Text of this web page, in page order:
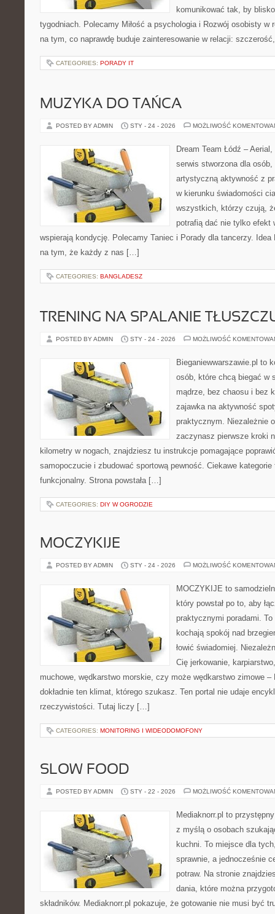
komunikować tak, by
tygodniach. Polecamy Miłość a psychologia i Rozwój osobisty w
na tym, co naprawdę buduje zainteresowanie w relacji:
CATEGORIES: PORADY IT
MUZYKA DO TAŃCA
POSTED BY ADMIN STY - 24 - 2026 MOŻLIWOŚĆ
Dream Team Łódź –
serwis stworzona dla
artystyczną aktywność z
w kierunku świadomości
wszystkich, którzy czują,
potrafią dać nie tylko efekt
wspierają kondycję. Polecamy Taniec i Porady dla tancerzy. Idea
na tym, że każdy z nas […]
CATEGORIES: BANGLADESZ
TRENING NA SPALANIE
POSTED BY ADMIN STY - 24 - 2026 MOŻLIWOŚĆ
Bieganiewwarszawie.pl to
osób, które chcą biegać w
mądrze, bez chaosu i bez
zajawka na aktywność
praktycznym. Niezależnie
zaczynasz pierwsze kroki
kilometry w nogach, znajdziesz tu instrukcje pomagające
samopoczucie i zbudować sportową pewność. Ciekawe kategorie
funkcjonalny. Strona powstała […]
CATEGORIES: DIY W OGRODZIE
MOCZYKIJE
POSTED BY ADMIN STY - 24 - 2026 MOŻLIWOŚĆ
MOCZYKIJE to
który powstał po to, aby
praktycznymi poradami.
kochają spokój nad
łowić świadomiej.
Cię jerkowanie,
muchowe, wędkarstwo morskie, czy może wędkarstwo zimowe
dokładnie ten klimat, którego szukasz. Ten portal nie udaje
rzeczywistości. Tutaj liczy […]
CATEGORIES: MONITORING I WIDEODOMOFONY
SLOW FOOD
POSTED BY ADMIN STY - 22 - 2026 MOŻLIWOŚĆ
Mediaknorr.pl to
z myślą o osobach
kuchni. To miejsce dla
sprawnie, a jednocześnie
potraw. Na stronie
dania, które można
składników. Mediaknorr.pl pokazuje, że gotowanie nie musi być